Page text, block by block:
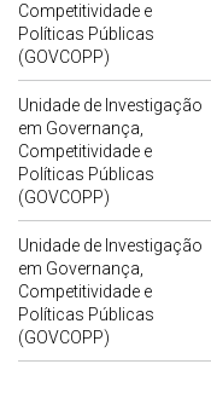
Competitividade e
Políticas Públicas
(GOVCOPP)
Unidade de Investigação
em Governança,
Competitividade e
Políticas Públicas
(GOVCOPP)
Unidade de Investigação
em Governança,
Competitividade e
Políticas Públicas
(GOVCOPP)